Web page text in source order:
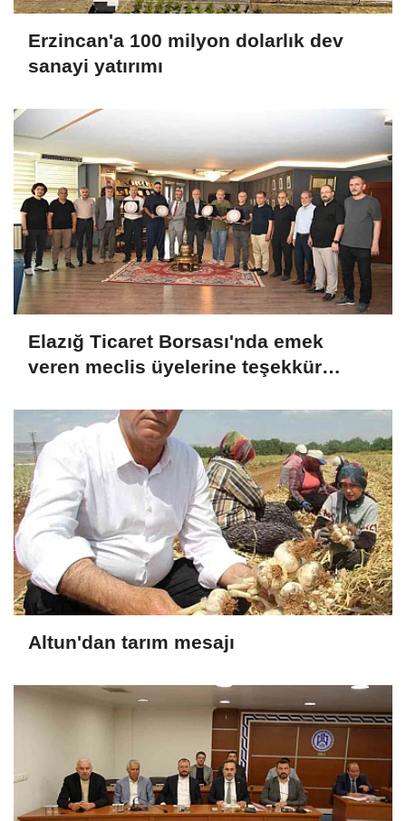
Erzincan'a 100 milyon dolarlık dev
sanayi yatırımı
Elazığ Ticaret Borsası'nda emek
veren meclis üyelerine teşekkür
Altun'dan tarım mesajı